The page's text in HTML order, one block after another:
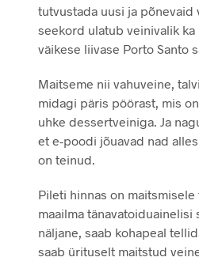
tutvustada uusi ja
seekord ulatub veinivalik
väikese liivase Porto Santo
Maitseme nii vahuveine,
midagi päris pöörast, mis
uhke dessertveiniga. Ja
et e-poodi jõuavad nad
on teinud.
Pileti hinnas on
maailma
näljane, saab kohapeal
saab ürituselt maitstud